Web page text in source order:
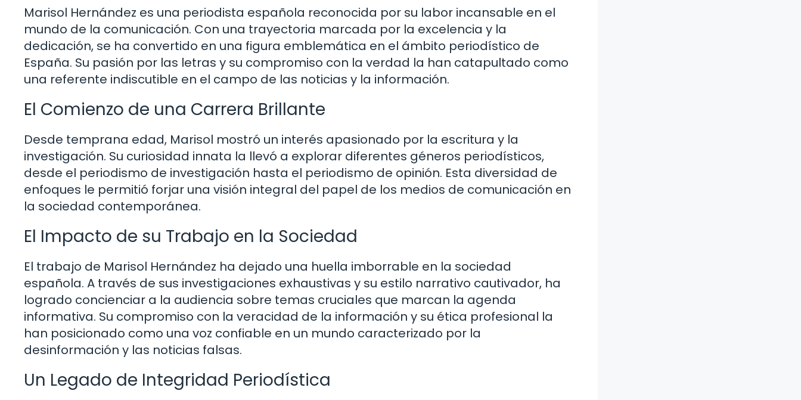
Marisol Hernández es una periodista española reconocida por su labor incansable en el
mundo de la comunicación. Con una trayectoria marcada por la excelencia y la
dedicación, se ha convertido en una figura emblemática en el ámbito periodístico de
España. Su pasión por las letras y su compromiso con la verdad la han catapultado como
una referente indiscutible en el campo de las noticias y la información.
El Comienzo de una Carrera Brillante
Desde temprana edad, Marisol mostró un interés apasionado por la escritura y la
investigación. Su curiosidad innata la llevó a explorar diferentes géneros periodísticos,
desde el periodismo de investigación hasta el periodismo de opinión. Esta diversidad de
enfoques le permitió forjar una visión integral del papel de los medios de comunicación en
la sociedad contemporánea.
El Impacto de su Trabajo en la Sociedad
El trabajo de Marisol Hernández ha dejado una huella imborrable en la sociedad
española. A través de sus investigaciones exhaustivas y su estilo narrativo cautivador, ha
logrado concienciar a la audiencia sobre temas cruciales que marcan la agenda
informativa. Su compromiso con la veracidad de la información y su ética profesional la
han posicionado como una voz confiable en un mundo caracterizado por la
desinformación y las noticias falsas.
Un Legado de Integridad Periodística